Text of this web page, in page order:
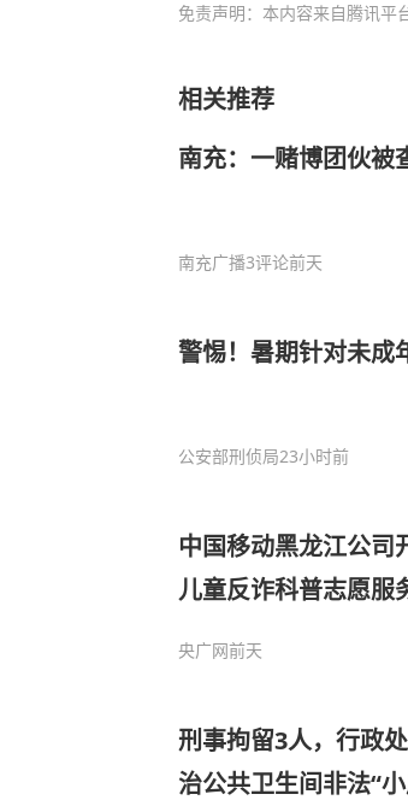
免责声明：本内容来自腾讯平
相关推荐
南充：一赌博团伙被
南充广播3评论前天
警惕！暑期针对未成
公安部刑侦局23小时前
中国移动黑龙江公司
儿童反诈科普志愿服
央广网前天
刑事拘留3人，行政
治公共卫生间非法“